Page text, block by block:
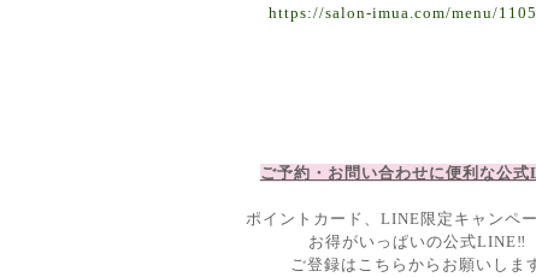
https://salon-imua.com/menu/
ご予約・お問い合わせに便利な公式
ポイントカード、LINE限定キャンペ
お得がいっぱいの公式LINE‼
ご登録はこちらからお願いしま